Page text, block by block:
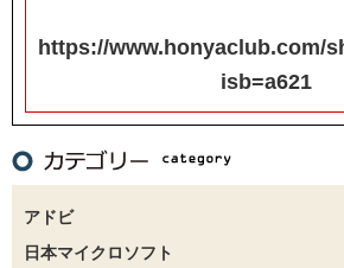
https://www.honyaclub.com/
isb=a621
アドビ
日本マイクロソフト